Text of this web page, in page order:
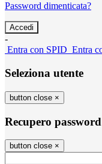
Password dimenticata?
-
Entra con SPID Entra
Seleziona utente
button close ×
Recupero password
button close ×